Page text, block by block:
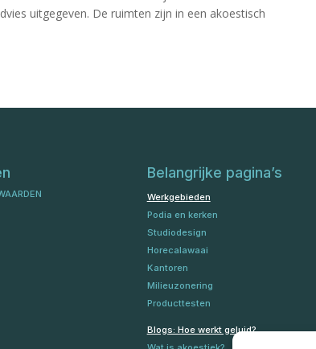
uitgegeven. De ruimten zijn in een akoestisch
Belangrijke pagina’s
Werkgebieden
Podia en kerken
Studiodesign
Horecalawaai
Kantoren
Milieuzonering
Producttesten
Blogs: Hoe werkt geluid?